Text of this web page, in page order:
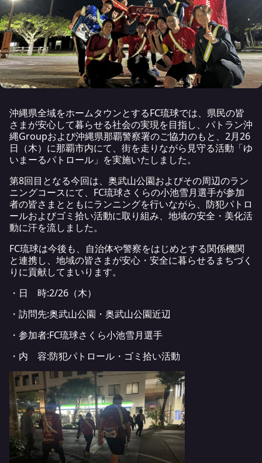
沖縄県全域をホームタウンとするFC琉球では、県民の皆
さまが安心して暮らせる社会の実現を目指し、パトラン沖
縄Groupおよび沖縄県那覇警察署のご協力のもと、2月26
日（木）に那覇市内にて、街を走りながら見守る活動「ゆ
いまーるパトロール」を実施いたしました。
第8回目となる今回は、奥武山公園およびその周辺のラン
ニングコースにて、FC琉球さくらの小池雪月選手が参加
者の皆さまとともにランニングを行いながら、防犯パトロ
ールおよびゴミ拾い活動に取り組み、地域の安全・美化活
動に汗を流しました。
FC琉球は今後も、自治体や警察をはじめとする関係機関
と連携し、地域の皆さまが安心・安全に暮らせるまちづく
りに貢献してまいります。
・日 時:2/26（木）
・訪問先:奥武山公園・奥武山公園近辺
・参加者:FC琉球さくら小池雪月選手
・内 容:防犯パトロール・ゴミ拾い活動